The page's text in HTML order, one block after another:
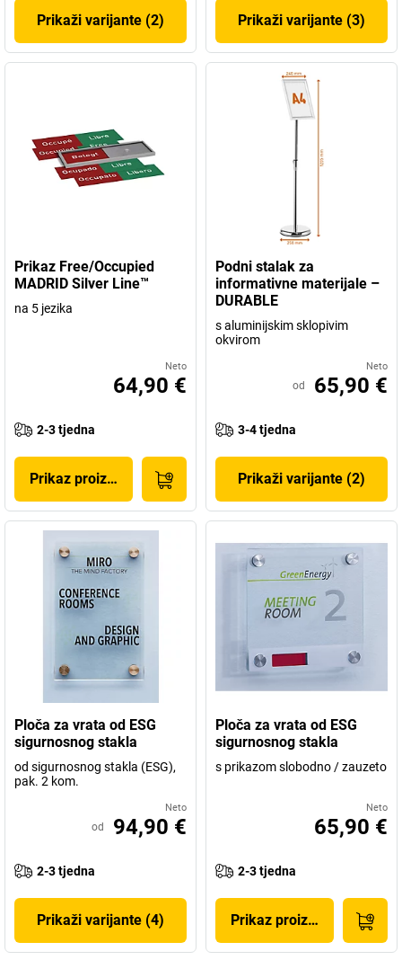
Prikaži varijante (2) Prikaži varijante (3)
Prikaz Free/Occupied
MADRID Silver Line™
na 5 jezika
Neto
64,90 €
2-3 tjedna
Prikaz proizvoda
Podni stalak za
informativne materijale –
DURABLE
s aluminijskim sklopivim
okvirom
Neto
od 65,90 €
3-4 tjedna
Prikaži varijante (2)
Ploča za vrata od ESG
sigurnosnog stakla
od sigurnosnog stakla (ESG),
pak. 2 kom.
Neto
od 94,90 €
2-3 tjedna
Prikaži varijante (4)
Ploča za vrata od ESG
sigurnosnog stakla
s prikazom slobodno / zauzeto
Neto
65,90 €
2-3 tjedna
Prikaz proizvoda